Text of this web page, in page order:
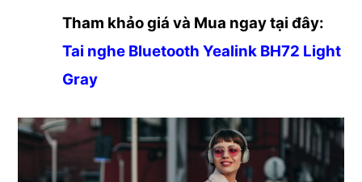
Tham khảo giá và Mua ngay tại đây:
Tai nghe Bluetooth Yealink BH72 Light
Gray